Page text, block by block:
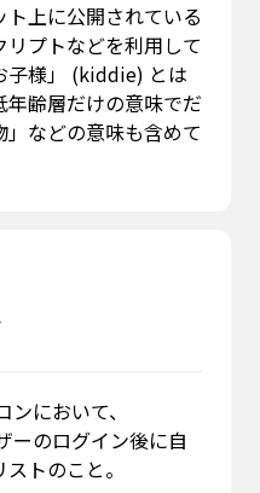
上に公開されている
プトなどを利用して
子様」 (kiddie) とは
齢層だけの意味でだ
などの意味も含めて
において、
ーのログイン後に自
トのこと。